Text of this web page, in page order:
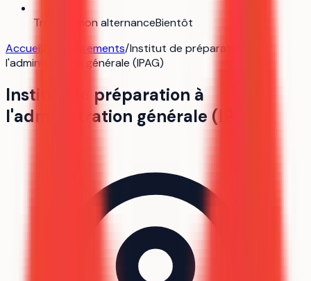
Trouver mon alternanceBientôt
Accueil
Établissements/Institut de préparation à
l'administration générale (IPAG)
Institut de préparation à
l'administration générale (IPAG)